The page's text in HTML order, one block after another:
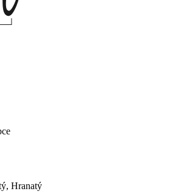
Hranatý